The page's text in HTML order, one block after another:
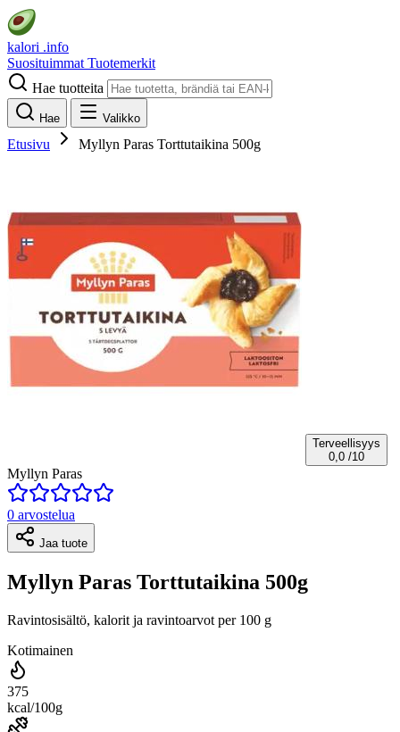
kalori .info
Suosituimmat Tuotemerkit
Hae tuotteita
Hae Valikko
Etusivu Myllyn Paras Torttutaikina 500g
Terveellisyys
0,0 /10
Myllyn Paras
0 arvostelua
Jaa tuote
Myllyn Paras Torttutaikina 500g
Ravintosisältö, kalorit ja ravintoarvot per 100 g
Kotimainen
375
kcal/100g